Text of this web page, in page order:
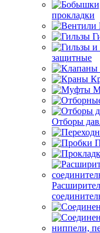
прокладки
защитные
Отборы